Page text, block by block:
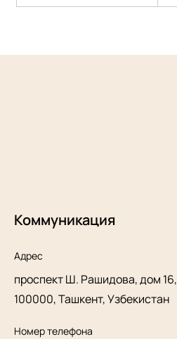
Коммуникация
Адрес
проспект Ш. Рашидова, дом 16,
100000, Ташкент, Узбекистан
Номер телефона